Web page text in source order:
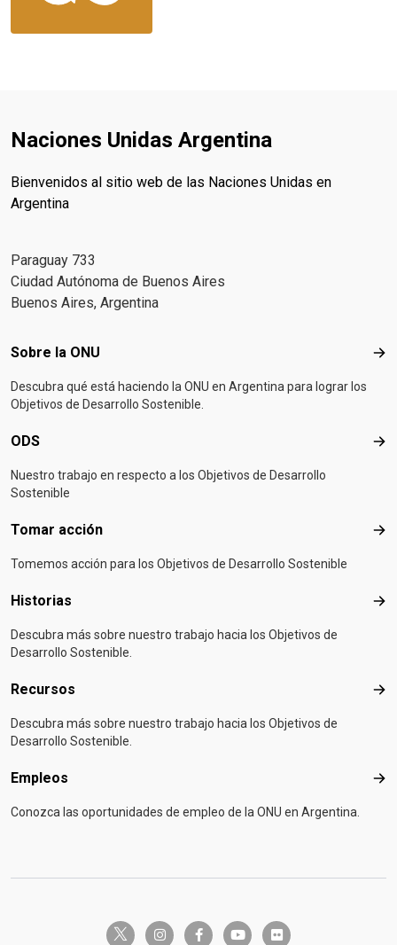
Naciones Unidas Argentina
Bienvenidos al sitio web de las Naciones Unidas en
Argentina
Paraguay 733
Ciudad Autónoma de Buenos Aires
Buenos Aires, Argentina
Footer menu
Sobre la ONU
Descubra qué está haciendo la ONU en Argentina para lograr los
Objetivos de Desarrollo Sostenible.
ODS
Nuestro trabajo en respecto a los Objetivos de Desarrollo
Sostenible
Tomar acción
Tomemos acción para los Objetivos de Desarrollo Sostenible
Historias
Descubra más sobre nuestro trabajo hacia los Objetivos de
Desarrollo Sostenible.
Recursos
Descubra más sobre nuestro trabajo hacia los Objetivos de
Desarrollo Sostenible.
Empleos
Conozca las oportunidades de empleo de la ONU en Argentina.
twitter-x instagramfacebook-fyoutube flickr